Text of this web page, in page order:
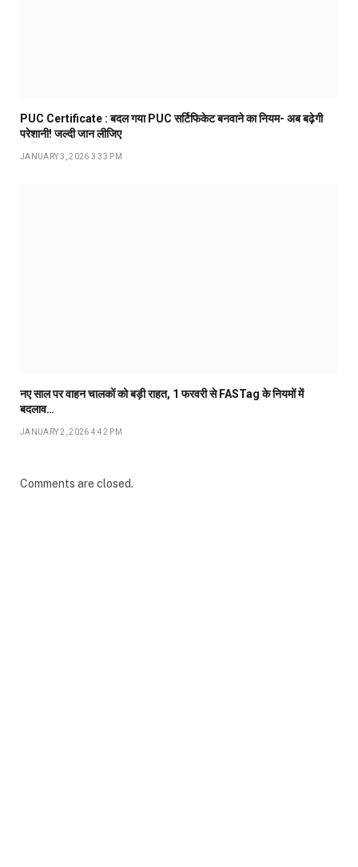
PUC Certificate : बदल गया PUC सर्टिफिकेट बनवाने का नियम- अब बढ़ेगी
परेशानी! जल्दी जान लीजिए
JANUARY 3, 2026 3:33 PM
नए साल पर वाहन चालकों को बड़ी राहत, 1 फरवरी से FASTag के नियमों में
बदलाव…
JANUARY 2, 2026 4:42 PM
Comments are closed.